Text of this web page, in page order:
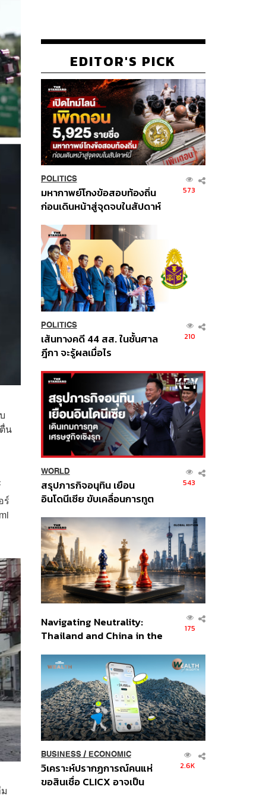
น
ร์
EDITOR'S PICK
POLITICS
มหากาพย์โกงข้อสอบท้องถิ่น
ก่อนเดินหน้าสู่จุดจบในสัปดาห์
573
POLITICS
เส้นทางคดี 44 สส. ในชั้นศาล
ฎีกา จะรู้ผลเมื่อไร
210
WORLD
สรุปภารกิจอนุทิน เยือน
อินโดนีเซีย ขับเคลื่อนการทูต
ส่วนยุทธศาสตร์ไทย –
อินโดนีเซีย
543
Navigating Neutrality:
Thailand and China in the
Order
175
BUSINESS/ ECONOMIC
วิเคราะห์ปรากฏการณ์คนแห่
ขอสินเชื่อ CLICX อาจเป็น
2.6K